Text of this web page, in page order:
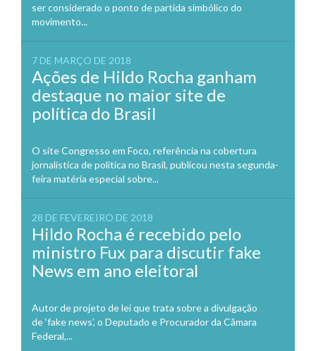
ser considerado o ponto de partida simbólico do
movimento...
7 DE MARÇO DE 2018
Ações de Hildo Rocha ganham
destaque no maior site de
política do Brasil
O site Congresso em Foco, referência na cobertura
jornalística de política no Brasil, publicou nesta segunda-
feira matéria especial sobre...
28 DE FEVEREIRO DE 2018
Hildo Rocha é recebido pelo
ministro Fux para discutir fake
News em ano eleitoral
Autor de projeto de lei que trata sobre a divulgação
de ‘fake news’, o Deputado e Procurador da Câmara
Federal,...